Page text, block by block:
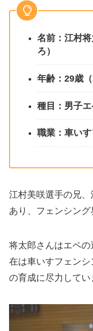
名前：江村
ろ）
年齢：29歳（
種目：男子
職業：車い
江村美咲選手の兄
あり、フェンシング
将太郎さんはエペ
在は車いすフェン
の育成に尽力してい